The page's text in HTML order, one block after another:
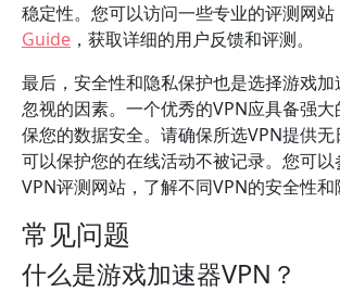
稳定性。您可以访问一些专业的评测网站
Guide ，获取详细的用户反馈和评测。
最后，安全性和隐私保护也是选择游戏
忽视的因素。一个优秀的VPN应具备强
保您的数据安全。请确保所选VPN提供
可以保护您的在线活动不被记录。您可
VPN评测网站，了解不同VPN的安全性和
常见问题
什么是游戏加速器VPN？